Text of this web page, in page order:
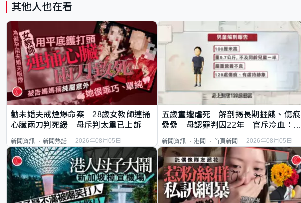
其他人也在看
勸未婚夫戒煙爆命案 28歲女教師連捅
心臟兩刀判死緩 母斥判太重已上訴
新聞資訊 新聞熱話 2026年08月05日
五歲童遭虐死｜解剖揭長期捱餓、傷痕
纍纍 母認罪判囚22年 官斥冷血：同
新聞資訊 港聞 首頁新聞 2026年08月05日